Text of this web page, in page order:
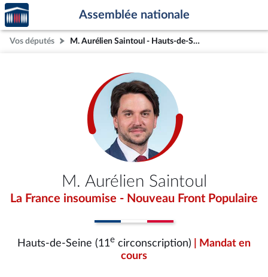
Aller au contenu
Aller en bas de la page
Accèder
à la
page
d'accueil
Assemblée nationale
Vos députés M. Aurélien Saintoul - Hauts-de-Seine (11e circonscription)
M. Aurélien Saintoul
La France insoumise - Nouveau Front Populaire
Hauts-de-Seine (11e circonscription)
| Mandat en
cours